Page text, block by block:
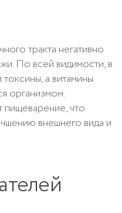
тракта негативно
По всей видимости, в
а витамины
организмом.
пищеварение, что
внешнего вида и